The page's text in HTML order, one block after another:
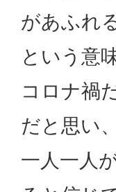
があふれ
という意
コロナ禍
だと思い
一人一人